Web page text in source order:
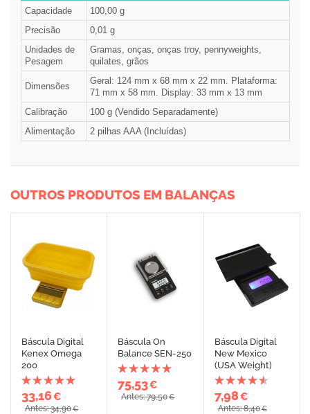
Capacidade
100,00 g
Precisão
0,01 g
Unidades de
Pesagem
Gramas, onças, onças troy, pennyweights,
quilates, grãos
Dimensões
Geral: 124 mm x 68 mm x 22 mm. Plataforma:
71 mm x 58 mm. Display: 33 mm x 13 mm
Calibração
100 g (Vendido Separadamente)
Alimentação
2 pilhas AAA (Incluídas)
OUTROS PRODUTOS EM BALANÇAS
Báscula Digital
Kenex Omega
200
33,16€
Antes: 34,90€
Báscula On
Balance SEN-250
75,53€
Antes: 79,50€
Báscula Digital
New Mexico
(USA Weight)
7,98€
Antes: 8,40€